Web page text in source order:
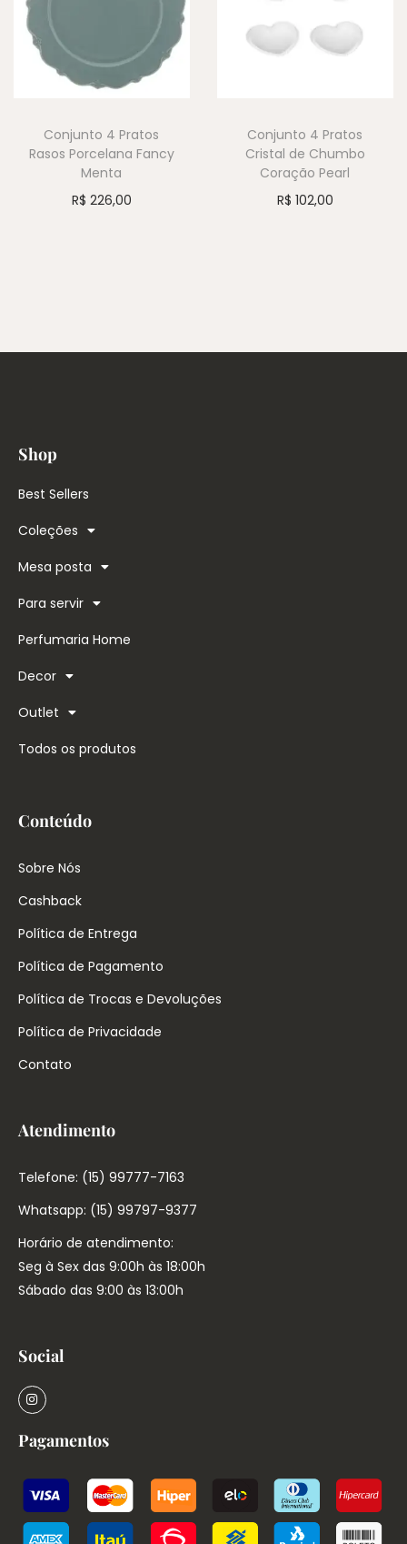
Conjunto 4 Pratos
Rasos Porcelana Fancy
Menta
R$ 226,00
Conjunto 4 Pratos
Cristal de Chumbo
Coração Pearl
R$ 102,00
Shop
Best Sellers
Coleções
Mesa posta
Para servir
Perfumaria Home
Decor
Outlet
Todos os produtos
Conteúdo
Sobre Nós
Cashback
Política de Entrega
Política de Pagamento
Política de Trocas e Devoluções
Política de Privacidade
Contato
Atendimento
Telefone: (15) 99777-7163
Whatsapp: (15) 99797-9377
Horário de atendimento:
Seg à Sex das 9:00h às 18:00h
Sábado das 9:00 às 13:00h
Social
Pagamentos